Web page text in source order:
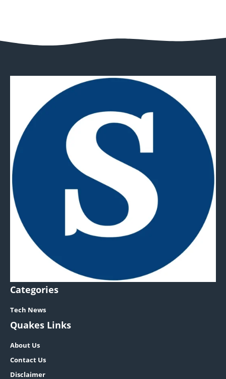
Categories
Tech News
Quakes Links
About Us
Contact Us
Disclaimer